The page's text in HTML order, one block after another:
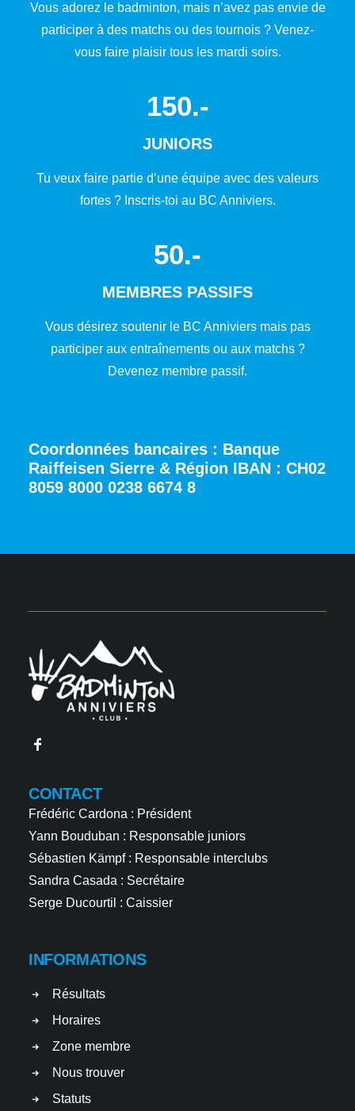
Vous adorez le badminton, mais n’avez pas envie de
participer à des matchs ou des tournois ? Venez-
vous faire plaisir tous les mardi soirs.
150.-
JUNIORS
Tu veux faire partie d’une équipe avec des valeurs
fortes ? Inscris-toi au BC Anniviers.
50.-
MEMBRES PASSIFS
Vous désirez soutenir le BC Anniviers mais pas
participer aux entraînements ou aux matchs ?
Devenez membre passif.
Coordonnées bancaires : Banque
Raiffeisen Sierre & Région IBAN : CH02
8059 8000 0238 6674 8
CONTACT
Frédéric Cardona : Président
Yann Bouduban : Responsable juniors
Sébastien Kämpf : Responsable interclubs
Sandra Casada : Secrétaire
Serge Ducourtil : Caissier
INFORMATIONS
Résultats
Horaires
Zone membre
Nous trouver
Statuts